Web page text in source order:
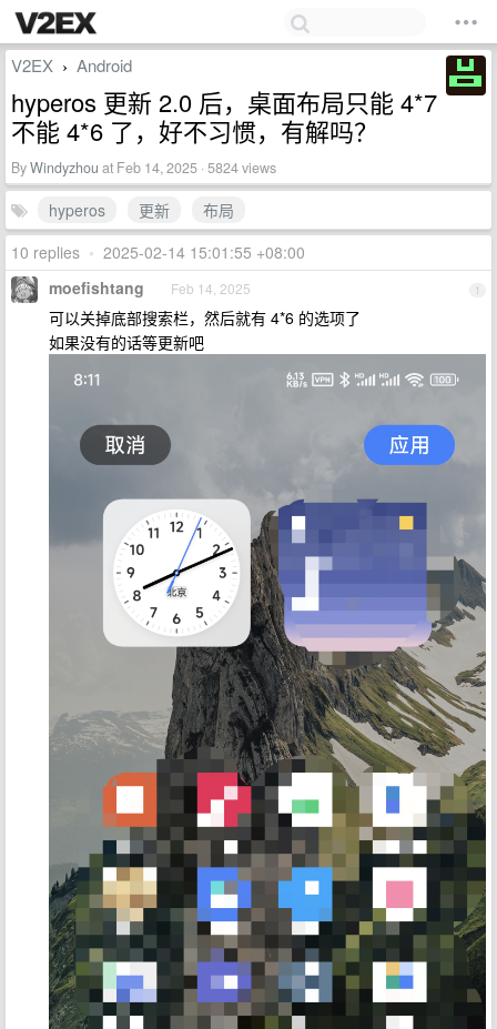
V2EX › Android
hyperos 更新 2.0 后，桌面布局只能 4*7
不能 4*6 了，好不习惯，有解吗？
ByWindyzhou at Feb 14, 2025 · 5824 views
hyperos 更新
布局
10 replies • 2025-02-14 15:01:55 +08:00
1
moefishtang Feb 14, 2025
可以关掉底部搜索栏，然后就有 4*6 的选项了
如果没有的话等更新吧